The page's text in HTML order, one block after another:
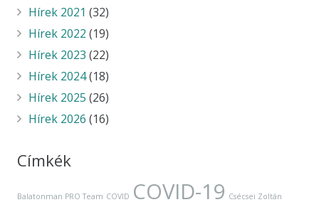
Hírek 2021 (32)
Hírek 2022 (19)
Hírek 2023 (22)
Hírek 2024(18)
Hírek 2025 (26)
Hírek 2026 (16)
Címkék
Balatonman PRO Team COVID COVID-19 Csécsei Zoltán